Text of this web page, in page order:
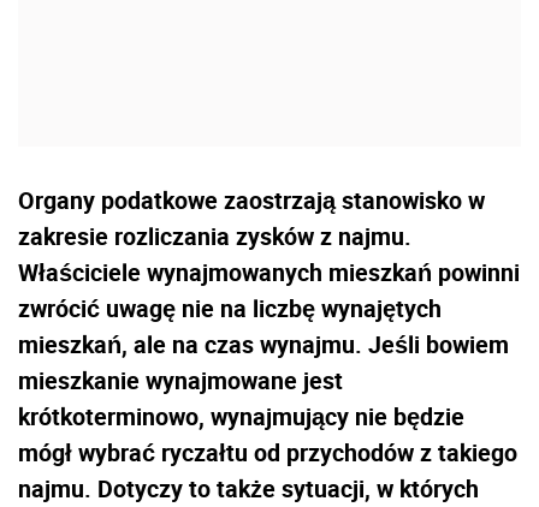
Organy podatkowe zaostrzają stanowisko w
zakresie rozliczania zysków z najmu.
Właściciele wynajmowanych mieszkań powinni
zwrócić uwagę nie na liczbę wynajętych
mieszkań, ale na czas wynajmu. Jeśli bowiem
mieszkanie wynajmowane jest
krótkoterminowo, wynajmujący nie będzie
mógł wybrać ryczałtu od przychodów z takiego
najmu. Dotyczy to także sytuacji, w których